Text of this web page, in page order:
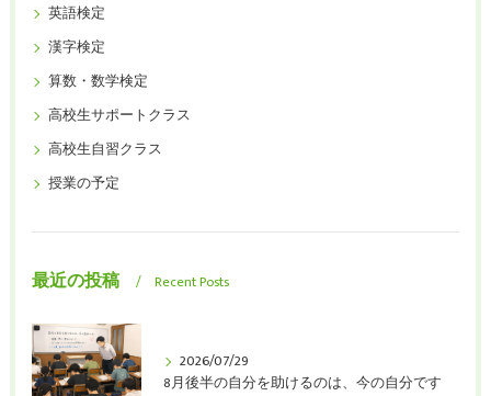
英語検定
漢字検定
算数・数学検定
高校生サポートクラス
高校生自習クラス
授業の予定
最近の投稿 Recent Posts
2026/07/29
8月後半の自分を助けるのは、今の自分です